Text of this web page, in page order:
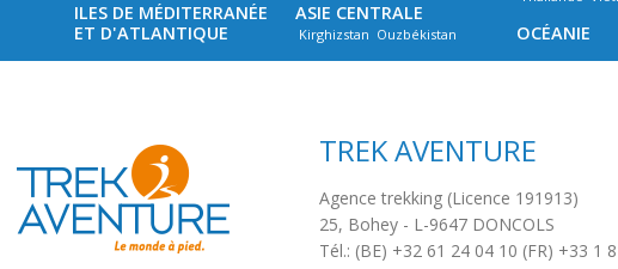
ILES DE MÉDITERRANÉE
ET D'ATLANTIQUE
ASIE CENTRALE
Kirghizstan Ouzbékistan OCÉANIE
TREK AVENTURE
Agence trekking (Licence 191913)
25, Bohey - L-9647 DONCOLS
Tél.: (BE) +32 61 24 04 10 (FR) +33 1